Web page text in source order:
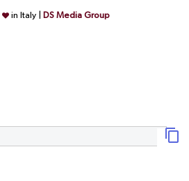
in Italy | DS Media Group